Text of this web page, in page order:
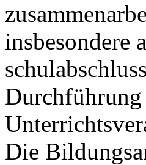
insbesondere
Durchführung
Die